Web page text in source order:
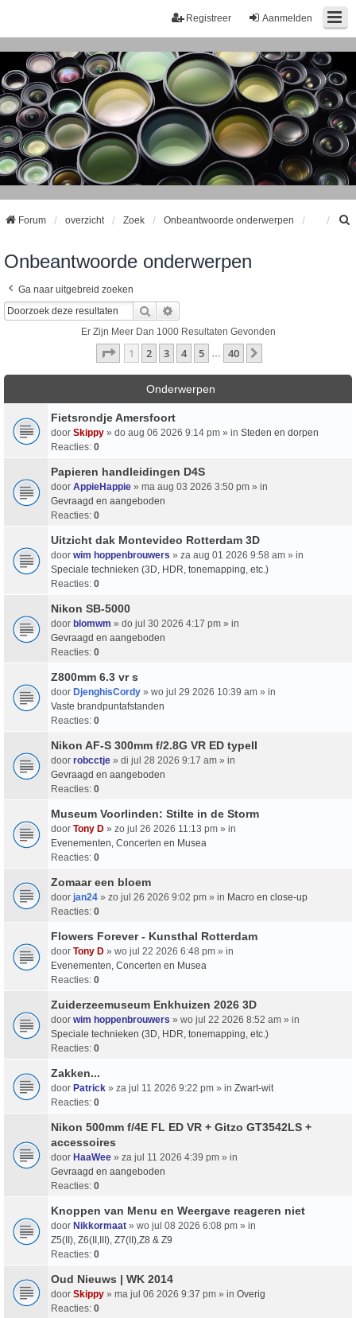
Aanmelden
Registreer
Forum overzicht Zoek Onbeantwoorde onderwerpen
Onbeantwoorde onderwerpen
Ga naar uitgebreid zoeken
Zoek
Er Zijn Meer Dan 1000 Resultaten Gevonden
Pagina Van40
1 2 3 4 5 40
Onderwerpen
Fietsrondje Amersfoort
door Skippy » do aug 06 2026 9:14 pm » in Steden en dorpen
Reacties: 0
Papieren handleidingen D4S
door AppieHappie » ma aug 03 2026 3:50 pm » in
Gevraagd en aangeboden
Reacties: 0
Uitzicht dak Montevideo Rotterdam 3D
door wim hoppenbrouwers » za aug 01 2026 9:58 am » in
Speciale technieken (3D, HDR, tonemapping, etc.)
Reacties: 0
Nikon SB-5000
door blomwm » do jul 30 2026 4:17 pm » in
Gevraagd en aangeboden
Reacties: 0
Z800mm 6.3 vr s
door DjenghisCordy » wo jul 29 2026 10:39 am » in
Vaste brandpuntafstanden
Reacties: 0
Nikon AF-S 300mm f/2.8G VR ED typeII
door robcctje » di jul 28 2026 9:17 am » in
Gevraagd en aangeboden
Reacties: 0
Museum Voorlinden: Stilte in de Storm
door Tony D » zo jul 26 2026 11:13 pm » in
Evenementen, Concerten en Musea
Reacties: 0
Zomaar een bloem
door jan24 » zo jul 26 2026 9:02 pm » in Macro en close-up
Reacties: 0
Flowers Forever - Kunsthal Rotterdam
door Tony D » wo jul 22 2026 6:48 pm » in
Evenementen, Concerten en Musea
Reacties: 0
Zuiderzeemuseum Enkhuizen 2026 3D
door wim hoppenbrouwers » wo jul 22 2026 8:52 am » in
Speciale technieken (3D, HDR, tonemapping, etc.)
Reacties: 0
Zakken...
door Patrick » za jul 11 2026 9:22 pm » in Zwart-wit
Reacties: 0
Nikon 500mm f/4E FL ED VR + Gitzo GT3542LS +
accessoires
door HaaWee » za jul 11 2026 4:39 pm » in
Gevraagd en aangeboden
Reacties: 0
Knoppen van Menu en Weergave reageren niet
door Nikkormaat » wo jul 08 2026 6:08 pm » in
Z5(II), Z6(II,III), Z7(II),Z8 & Z9
Reacties: 0
Oud Nieuws | WK 2014
door Skippy » ma jul 06 2026 9:37 pm » in Overig
Reacties: 0